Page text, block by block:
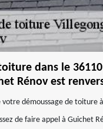
dans le
Rénov est
votre démoussage de toiture
de faire appel à Guichet